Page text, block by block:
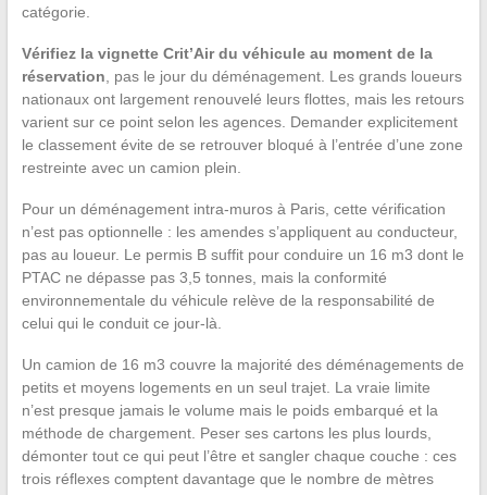
catégorie.
Vérifiez la vignette Crit’Air du véhicule au moment de la
réservation, pas le jour du déménagement. Les grands loueurs
nationaux ont largement renouvelé leurs flottes, mais les retours
varient sur ce point selon les agences. Demander explicitement
le classement évite de se retrouver bloqué à l’entrée d’une zone
restreinte avec un camion plein.
Pour un déménagement intra-muros à Paris, cette vérification
n’est pas optionnelle : les amendes s’appliquent au conducteur,
pas au loueur. Le permis B suffit pour conduire un 16 m3 dont le
PTAC ne dépasse pas 3,5 tonnes, mais la conformité
environnementale du véhicule relève de la responsabilité de
celui qui le conduit ce jour-là.
Un camion de 16 m3 couvre la majorité des déménagements de
petits et moyens logements en un seul trajet. La vraie limite
n’est presque jamais le volume mais le poids embarqué et la
méthode de chargement. Peser ses cartons les plus lourds,
démonter tout ce qui peut l’être et sangler chaque couche : ces
trois réflexes comptent davantage que le nombre de mètres